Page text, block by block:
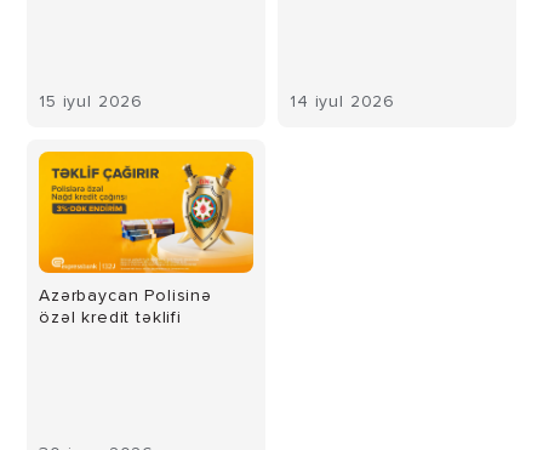
15 iyul 2026 14 iyul 2026
Azərbaycan Polisinə
özəl kredit təklifi